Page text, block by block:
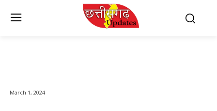
March 1, 2024